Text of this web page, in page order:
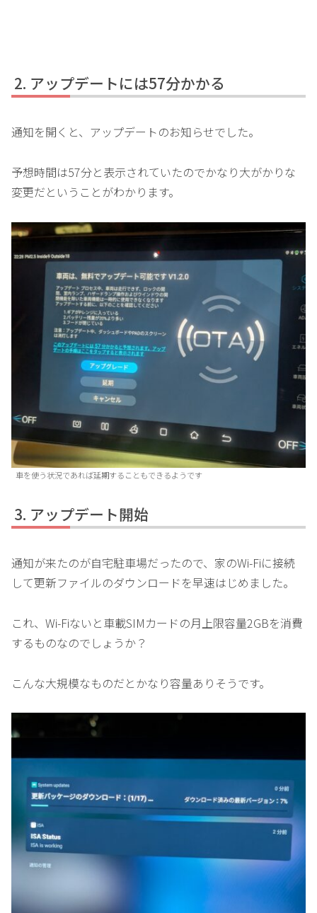
アップデートには57分かかる
通知を開くと、アップデートのお知らせでした。
予想時間は57分と表示されていたのでかなり大がかりな
変更だということがわかります。
車を使う状況であれば延期することもできるようです
アップデート開始
通知が来たのが自宅駐車場だったので、家のWi-Fiに接続
して更新ファイルのダウンロードを早速はじめました。
これ、Wi-Fiないと車載SIMカードの月上限容量2GBを消費
するものなのでしょうか？
こんな大規模なものだとかなり容量ありそうです。